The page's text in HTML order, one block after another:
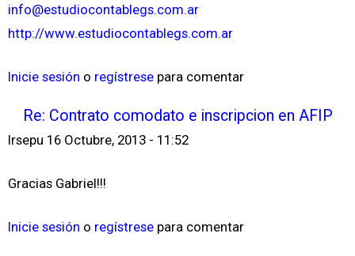
info@estudiocontablegs.com.ar
http://www.estudiocontablegs.com.ar
Inicie sesión o regístrese para comentar
Re: Contrato comodato e inscripcion en AFIP
lrsepu 16 Octubre, 2013 - 11:52
Gracias Gabriel!!!
Inicie sesión o regístrese para comentar